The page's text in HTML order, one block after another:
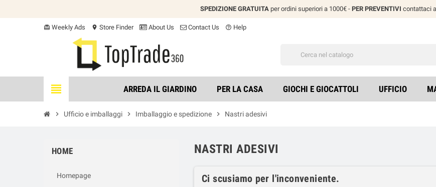
SPEDIZIONE GRATUITA per ordini superiori a 1000€ - PER PREVENTIVI contattaci
card_giftcard Weekly Ads location_on Store Finder About Us Contact Us help_outline Help
view_headline ARREDA IL GIARDINO PER LA CASA GIOCHI E GIOCATTOLI UFFICIO
chevron_right Ufficio e imballaggi chevron_right Imballaggio e spedizione chevron_right Nastri adesivi
HOME
Homepage
NASTRI ADESIVI
Ci scusiamo per l'inconveniente.